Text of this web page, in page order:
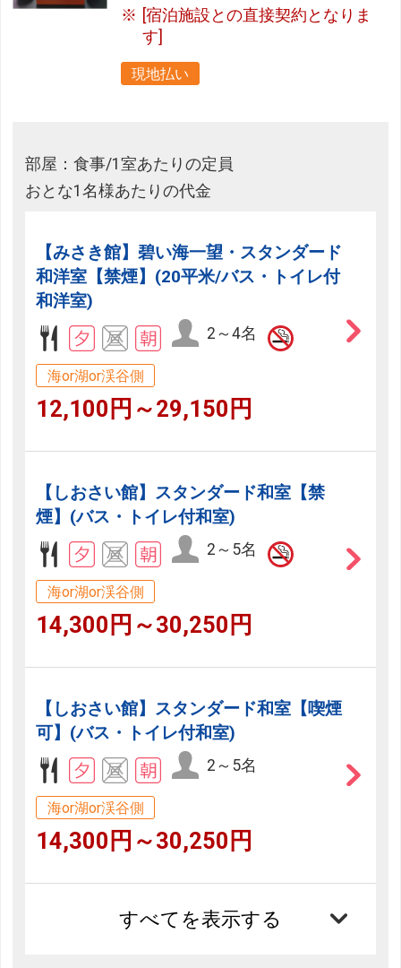
[宿泊施設との直接契約となりま
す]
現地払い
部屋：食事/1室あたりの定員
おとな1名様あたりの代金
【みさき館】碧い海一望・スタンダード
和洋室【禁煙】(20平米/バス・トイレ付
和洋室)
2～4名
海or湖or渓谷側
12,100円～29,150円
【しおさい館】スタンダード和室【禁
煙】(バス・トイレ付和室)
2～5名
海or湖or渓谷側
14,300円～30,250円
【しおさい館】スタンダード和室【喫煙
可】(バス・トイレ付和室)
2～5名
海or湖or渓谷側
14,300円～30,250円
すべてを表示する